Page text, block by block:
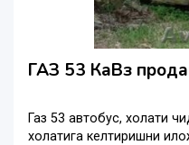
ГАЗ 53 КаВз
Газ 53 автобус, холати
холатига келтиришни